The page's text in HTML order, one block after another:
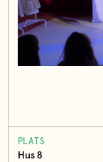
PLATS
Hus 8